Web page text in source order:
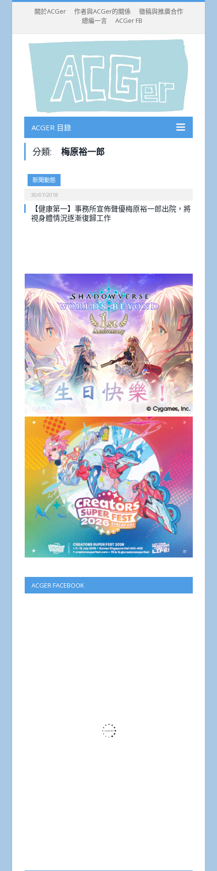
關於ACGer 作者與ACGer的關係
徵稿與推廣合作
總編一言
ACGer FB
ACGER 目錄
分類: 梅原裕一郎
新聞動態
30/07/2018
【健康第一】事務所宣佈聲優梅原裕一郎出院，將
視身體情況逐漸復歸工作
ACGER FACEBOOK